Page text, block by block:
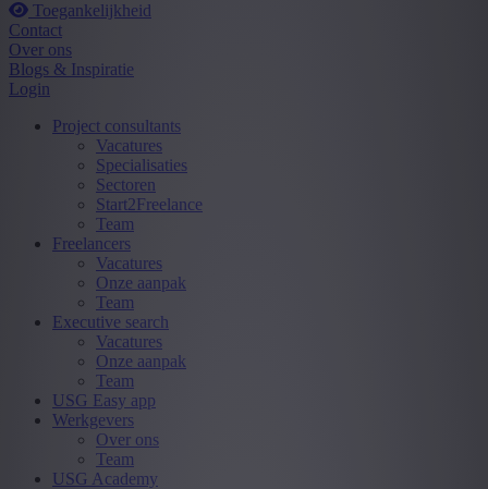
Toegankelijkheid
Contact
Over ons
Blogs & Inspiratie
Login
Project consultants
Vacatures
Specialisaties
Sectoren
Start2Freelance
Team
Freelancers
Vacatures
Onze aanpak
Team
Executive search
Vacatures
Onze aanpak
Team
USG Easy app
Werkgevers
Over ons
Team
USG Academy